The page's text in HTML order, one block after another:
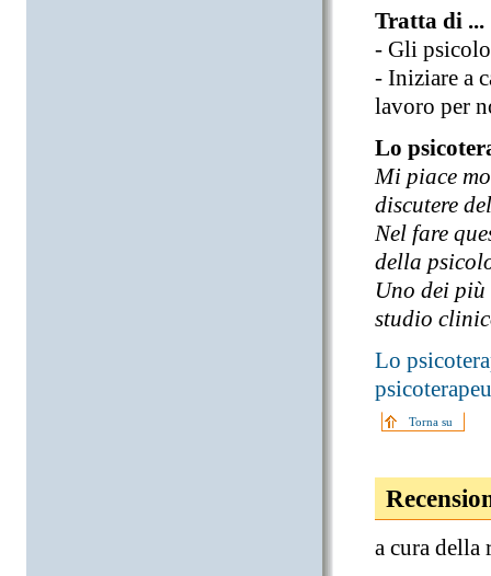
Tratta di ...
- Gli
- Iniziare a
lavoro per
Lo
Mi piace
discutere
Nel fare
della
Uno dei
studio
Lo
Torna su
a cura della